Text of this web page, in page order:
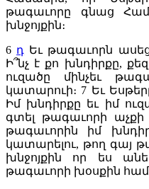
թագաւորը գնաց
խնջոյքին։
6 դ Եւ թագաւորն
Ի՞նչ է քո խնդիրքը,
ուզածը մինչեւ
կատարուի։ 7 Եւ
Իմ խնդիրքը եւ իմ
գտել թագաւորի
թագաւորին իմ
կատարելու, թող գայ
խնջոյքին որ ես
թագաւորի խօսքին